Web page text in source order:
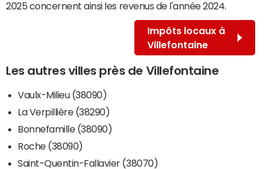
2025 concernent ainsi les revenus de l'année 2024.
Impôts locaux à
Villefontaine
Les autres villes près de Villefontaine
Vaulx-Milieu (38090)
La Verpillière (38290)
Bonnefamille (38090)
Roche (38090)
Saint-Quentin-Fallavier (38070)